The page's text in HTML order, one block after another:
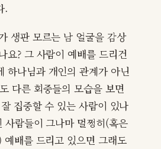
.
생판 모르는 남 얼굴을 감상
요? 그 사람이 예배를 드리건
하나님과 개인의 관계가 아닌
다른 회중들의 모습을 보면
집중할 수 있는 사람이 있나
사람들이 그나마 멀쩡히(혹은
예배를 드리고 있으면 그래도